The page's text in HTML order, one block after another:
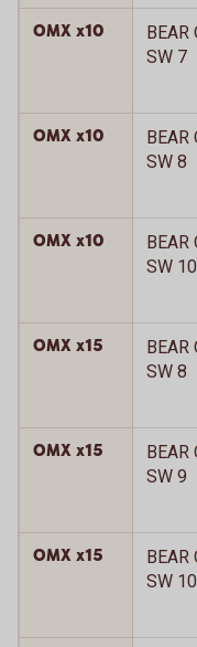
OMX x10
BEAR
SW 7
OMX x10
BEAR
SW 8
OMX x10
BEAR
SW 10
OMX x15
BEAR
SW 8
OMX x15
BEAR
SW 9
OMX x15
BEAR
SW 10